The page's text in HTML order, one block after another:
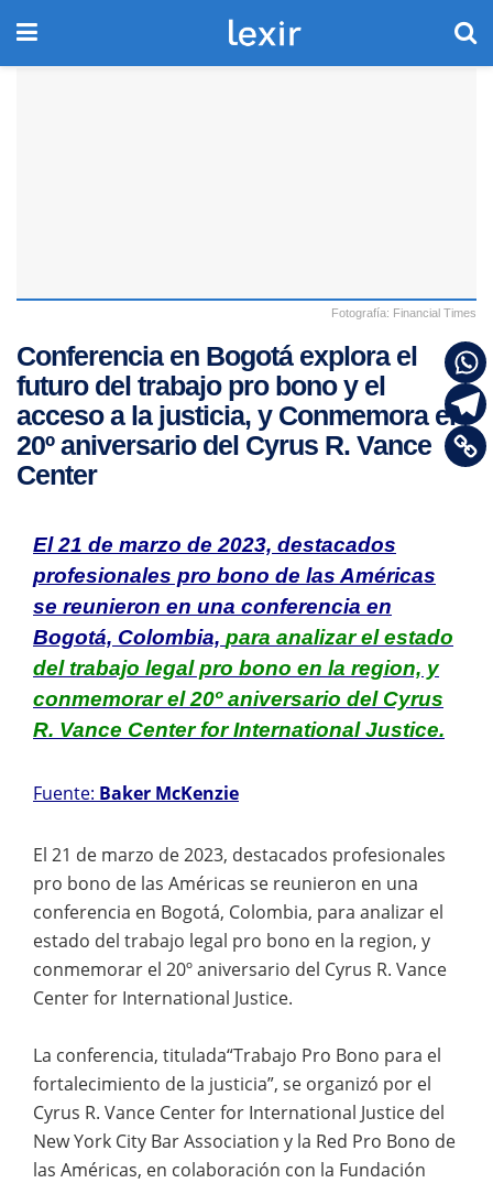
Fotografía: Financial Times
Conferencia en Bogotá explora el
futuro del trabajo pro bono y el
acceso a la justicia, y Conmemora el
20º aniversario del Cyrus R. Vance
Center
El 21 de marzo de 2023, destacados
profesionales pro bono de las Américas
se reunieron en una conferencia en
Bogotá, Colombia, para analizar el estado
del trabajo legal pro bono en la region, y
conmemorar el 20º aniversario del Cyrus
R. Vance Center for International Justice.
Fuente: Baker McKenzie
El 21 de marzo de 2023, destacados profesionales
pro bono de las Américas se reunieron en una
conferencia en Bogotá, Colombia, para analizar el
estado del trabajo legal pro bono en la region, y
conmemorar el 20º aniversario del Cyrus R. Vance
Center for International Justice.
La conferencia, titulada“Trabajo Pro Bono para el
fortalecimiento de la justicia”, se organizó por el
Cyrus R. Vance Center for International Justice del
New York City Bar Association y la Red Pro Bono de
las Américas, en colaboración con la Fundación